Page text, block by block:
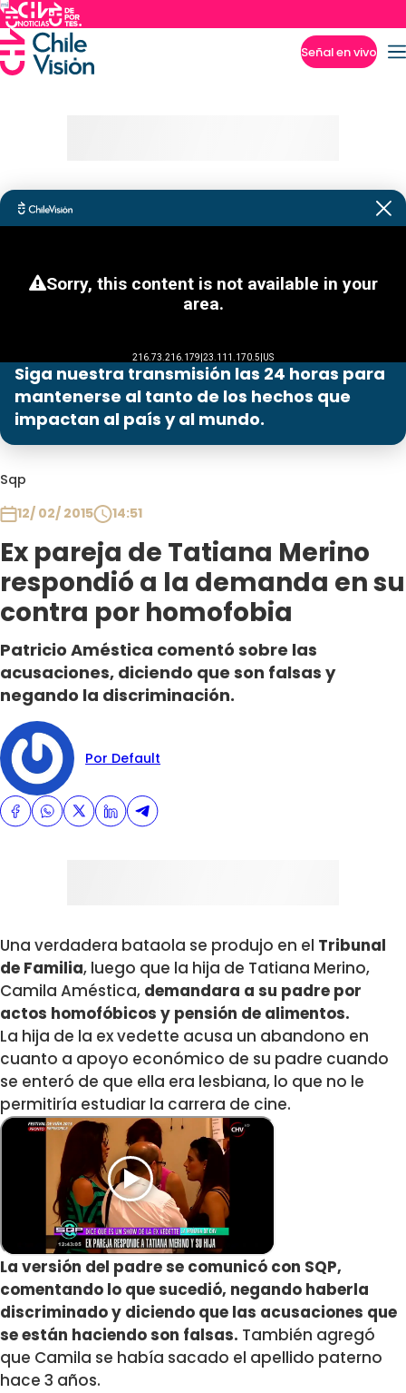
Señal en vivo
Siga nuestra transmisión las 24 horas para
mantenerse al tanto de los hechos que
impactan al país y al mundo.
Sqp
12/ 02/ 2015
14:51
Ex pareja de Tatiana Merino
respondió a la demanda en su
contra por homofobia
Patricio Améstica comentó sobre las
acusaciones, diciendo que son falsas y
negando la discriminación.
Por Default
Una verdadera bataola se produjo en el Tribunal
de Familia, luego que la hija de Tatiana Merino,
Camila Améstica, demandara a su padre por
actos homofóbicos y pensión de alimentos.
La hija de la ex vedette acusa un abandono en
cuanto a apoyo económico de su padre cuando
se enteró de que ella era lesbiana, lo que no le
permitiría estudiar la carrera de cine.
La versión del padre se comunicó con SQP,
comentando lo que sucedió, negando haberla
discriminado y diciendo que las acusaciones que
se están haciendo son falsas. También agregó
que Camila se había sacado el apellido paterno
hace 3 años.
Programas
Plan Perfecto
El Tiempo
Sabingo
Todos Los Programas